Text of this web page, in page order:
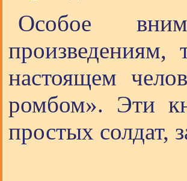
Особое
произведениям,
настоящем
ромбом». Эти
простых солдат,